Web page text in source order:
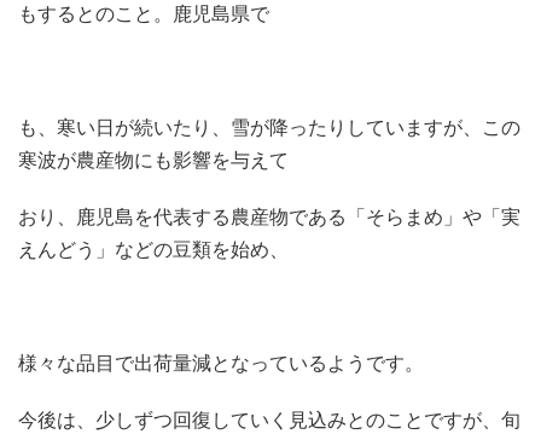
もするとのこと。鹿児島県で
も、寒い日が続いたり、雪が降ったりしていますが、この
寒波が農産物にも影響を与えて
おり、鹿児島を代表する農産物である「そらまめ」や「実
えんどう」などの豆類を始め、
様々な品目で出荷量減となっているようです。
今後は、少しずつ回復していく見込みとのことですが、旬